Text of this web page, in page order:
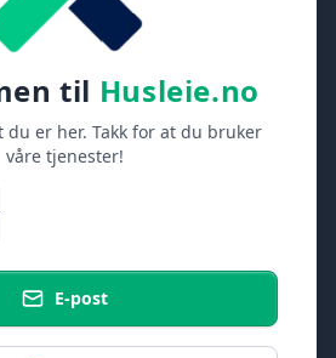
til Husleie.no
du er her. Takk for at du bruker
våre tjenester!
E-post